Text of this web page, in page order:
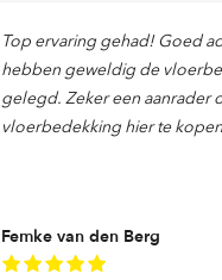
Femke van den Berg
Top ervaring gehad! Goed
hebben geweldig de
gelegd. Zeker een aanrader
vloerbedekking hier te